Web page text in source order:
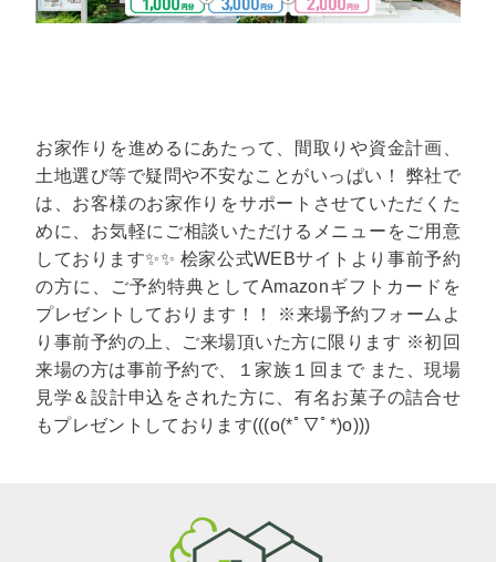
お家作りを進めるにあたって、間取りや資金計画、
土地選び等で疑問や不安なことがいっぱい！ 弊社で
は、お客様のお家作りをサポートさせていただくた
めに、お気軽にご相談いただけるメニューをご用意
しております✨✨ 桧家公式WEBサイトより事前予約
の方に、ご予約特典としてAmazonギフトカードを
プレゼントしております！！ ※来場予約フォームよ
り事前予約の上、ご来場頂いた方に限ります ※初回
来場の方は事前予約で、１家族１回まで また、現場
見学＆設計申込をされた方に、有名お菓子の詰合せ
もプレゼントしております(((o(*ﾟ▽ﾟ*)o)))